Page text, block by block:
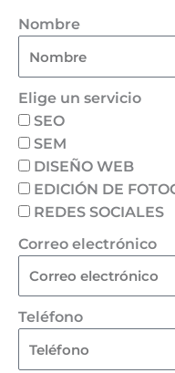
Nombre
Elige un servicio
SEO
SEM
DISEÑO WEB
EDICIÓN DE
REDES SOCIALES
Correo electrónico
Teléfono